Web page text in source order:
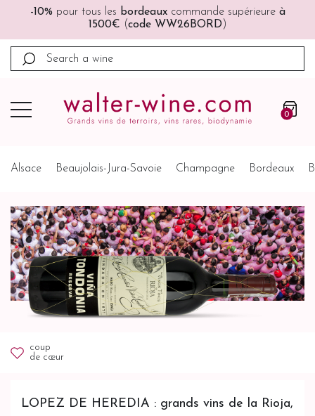
🚚🚚Port offertà partir de 200€ (France, Allemagne,
Belgique, Pays-Bas)
0
Alsace Beaujolais-Jura-Savoie Champagne Bordeaux
coup
de cœur
LOPEZ DE HEREDIA : grands vins de la Rioja,